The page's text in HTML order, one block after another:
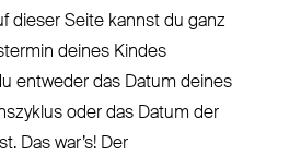
dieser Seite kannst du ganz
deines Kindes
entweder das Datum deines
oder das Datum der
Das war’s! Der